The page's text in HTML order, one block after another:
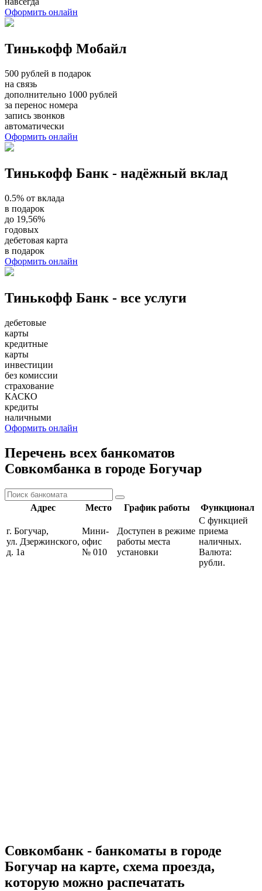
Оформить онлайн
Тинькофф Мобайл
500 рублей в подарок
на связь
дополнительно 1000 рублей
за перенос номера
запись звонков
автоматически
Оформить онлайн
Тинькофф Банк - надёжный вклад
0.5% от вклада
в подарок
до 19,56%
годовых
дебетовая карта
в подарок
Оформить онлайн
Тинькофф Банк - все услуги
дебетовые
карты
кредитные
карты
инвестиции
без комиссии
страхование
КАСКО
кредиты
наличными
Оформить онлайн
Перечень всех банкоматов
Совкомбанка в городе Богучар
Адрес Место График работы Функционал
г. Богучар,
ул. Дзержинского,
д. 1а
Мини-
офис
№ 010
Доступен в режиме
работы места
установки
С функцией
приема
наличных.
Валюта:
рубли.
Совкомбанк - банкоматы в городе
Богучар на карте, схема проезда,
которую можно распечатать